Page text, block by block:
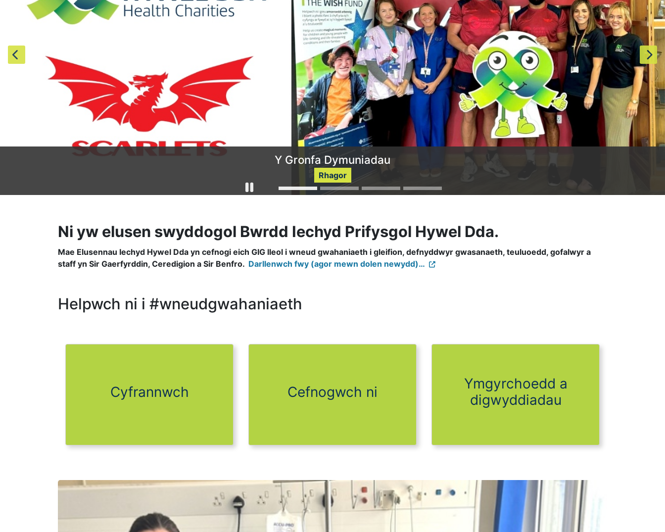
Y Gronfa Dymuniadau
Rhagor
Long Course Weekend
Rhagor
Ni yw elusen swyddogol Bwrdd Iechyd Prifysgol Hywel Dda.
Mae Elusennau Iechyd Hywel Dda yn cefnogi eich GIG lleol i wneud gwahaniaeth i gleifion, defnyddwyr gwasanaeth, teuluoedd, gofalwyr a
staff yn Sir Gaerfyrddin, Ceredigion a Sir Benfro. Darllenwch fwy (agor mewn dolen newydd)…
Helpwch ni i #wneudgwahaniaeth
Cyfrannwch Cefnogwch ni
Ymgyrchoedd a
digwyddiadau